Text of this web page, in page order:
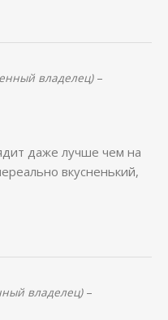
владелец) –
даже лучше чем на
вкусненький,
владелец) –